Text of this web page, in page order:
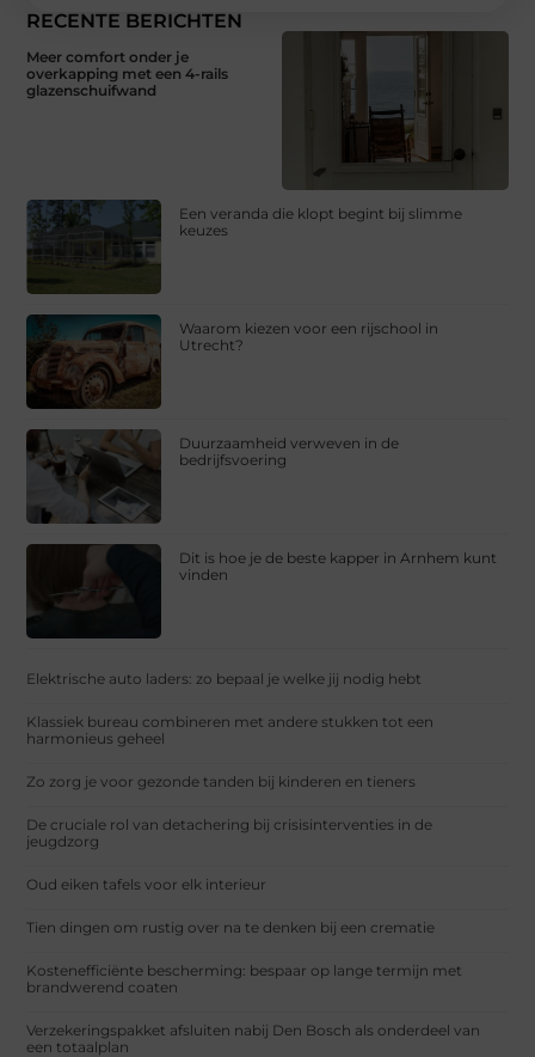
RECENTE BERICHTEN
Meer comfort onder je
overkapping met een 4-rails
glazenschuifwand
Een veranda die klopt begint bij slimme
keuzes
Waarom kiezen voor een rijschool in
Utrecht?
Duurzaamheid verweven in de
bedrijfsvoering
Dit is hoe je de beste kapper in Arnhem kunt
vinden
Elektrische auto laders: zo bepaal je welke jij nodig hebt
Klassiek bureau combineren met andere stukken tot een
harmonieus geheel
Zo zorg je voor gezonde tanden bij kinderen en tieners
De cruciale rol van detachering bij crisisinterventies in de
jeugdzorg
Oud eiken tafels voor elk interieur
Tien dingen om rustig over na te denken bij een crematie
Kostenefficiënte bescherming: bespaar op lange termijn met
brandwerend coaten
Verzekeringspakket afsluiten nabij Den Bosch als onderdeel van
een totaalplan